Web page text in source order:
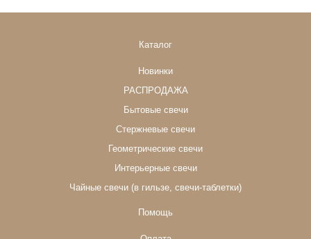
Каталог
Новинки
РАСПРОДАЖА
Бытовые свечи
Стержневые свечи
Геометрические свечи
Интерьерные свечи
Чайные свечи (в гильзе, свечи-таблетки)
Помощь